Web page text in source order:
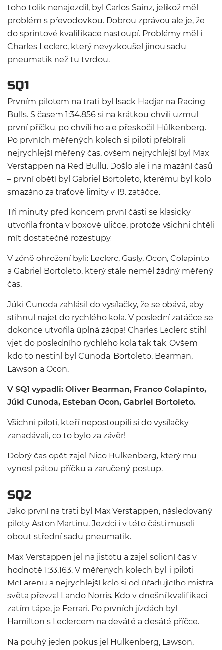
toho tolik nenajezdil, byl Carlos Sainz, jelikož měl
problém s převodovkou. Dobrou zprávou ale je, že
do sprintové kvalifikace nastoupí. Problémy měl i
Charles Leclerc, který nevyzkoušel jinou sadu
pneumatik než tu tvrdou.
SQ1
Prvním pilotem na trati byl Isack Hadjar na Racing
Bulls. S časem 1:34.856 si na krátkou chvíli uzmul
první příčku, po chvíli ho ale přeskočil Hülkenberg.
Po prvních měřených kolech si piloti přebírali
nejrychlejší měřený čas, ovšem nejrychlejší byl Max
Verstappen na Red Bullu. Došlo ale i na mazání časů
– první obětí byl Gabriel Bortoleto, kterému byl kolo
smazáno za traťové limity v 19. zatáčce.
Tři minuty před koncem první části se klasicky
utvořila fronta v boxové uličce, protože všichni chtěli
mít dostatečné rozestupy.
V zóně ohrožení byli: Leclerc, Gasly, Ocon, Colapinto
a Gabriel Bortoleto, který stále neměl žádný měřený
čas.
Júki Cunoda zahlásil do vysílačky, že se obává, aby
stihnul najet do rychlého kola. V poslední zatáčce se
dokonce utvořila úplná zácpa! Charles Leclerc stihl
vjet do posledního rychlého kola tak tak. Ovšem
kdo to nestihl byl Cunoda, Bortoleto, Bearman,
Lawson a Ocon.
V SQ1 vypadli: Oliver Bearman, Franco Colapinto,
Júki Cunoda, Esteban Ocon, Gabriel Bortoleto.
Všichni piloti, kteří nepostoupili si do vysílačky
zanadávali, co to bylo za závěr!
Dobrý čas opět zajel Nico Hülkenberg, který mu
vynesl pátou příčku a zaručený postup.
SQ2
Jako první na trati byl Max Verstappen, následovaný
piloty Aston Martinu. Jezdci i v této části museli
obout střední sadu pneumatik.
Max Verstappen jel na jistotu a zajel solidní čas v
hodnotě 1:33.163. V měřených kolech byli i piloti
McLarenu a nejrychlejší kolo si od úřadujícího mistra
světa převzal Lando Norris. Kdo v dnešní kvalifikaci
zatím tápe, je Ferrari. Po prvních jízdách byl
Hamilton s Leclercem na deváté a desáté příčce.
Na pouhý jeden pokus jel Hülkenberg, Lawson,